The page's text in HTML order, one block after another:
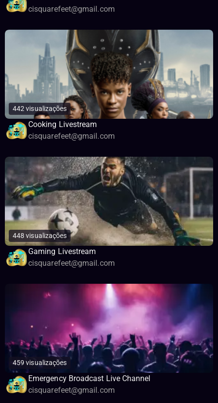
cisquarefeet@gmail.com
442 visualizações
Cooking Livestream
cisquarefeet@gmail.com
448 visualizações
Gaming Livestream
cisquarefeet@gmail.com
459 visualizações
Emergency Broadcast Live Channel
cisquarefeet@gmail.com